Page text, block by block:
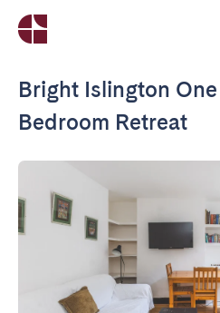
Bright Islington One
Bedroom Retreat